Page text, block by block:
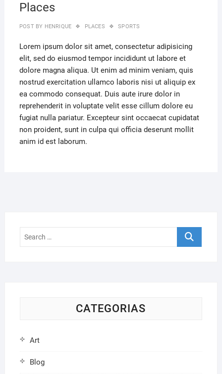
Places
POST BY HENRIQUE PLACES SPORTS
Lorem ipsum dolor sit amet, consectetur adipisicing
elit, sed do eiusmod tempor incididunt ut labore et
dolore magna aliqua. Ut enim ad minim veniam, quis
nostrud exercitation ullamco laboris nisi ut aliquip ex
ea commodo consequat. Duis aute irure dolor in
reprehenderit in voluptate velit esse cillum dolore eu
fugiat nulla pariatur. Excepteur sint occaecat cupidatat
non proident, sunt in culpa qui officia deserunt mollit
anim id est laborum.
Search
CATEGORIAS
Art
Blog